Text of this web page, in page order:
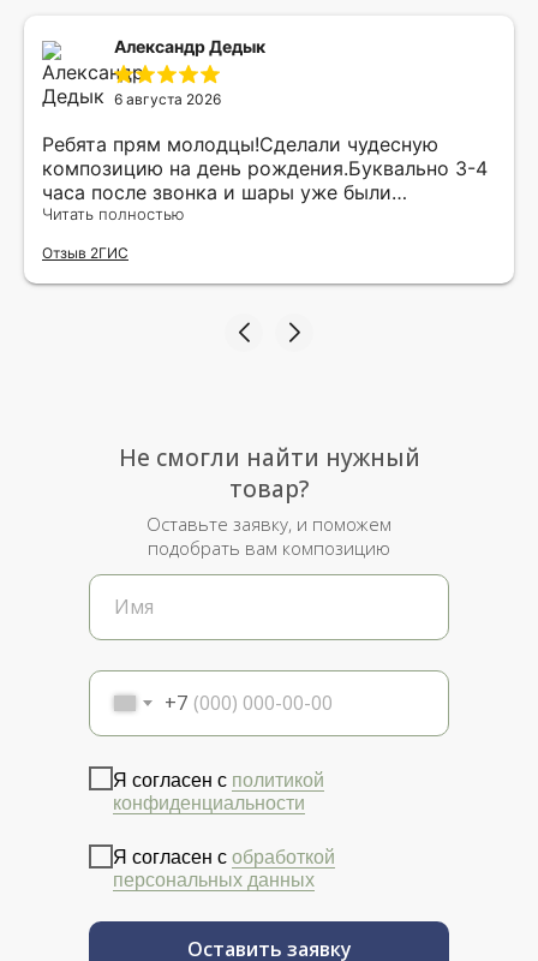
Александр Дедык
6 августа 2026
Ребята прям молодцы!Сделали чудесную
композицию на день рождения.Буквально 3-4
часа после звонка и шары уже были
доставлены мне по адресу.Качество
рада.
Читать полностью
Отзыв 2ГИС
+7
Я согласен с политикой
конфиденциальности
Я согласен с обработкой
персональных данных
Оставить заявку
Не смогли найти нужный
товар?
Оставьте заявку, и поможем
подобрать вам композицию